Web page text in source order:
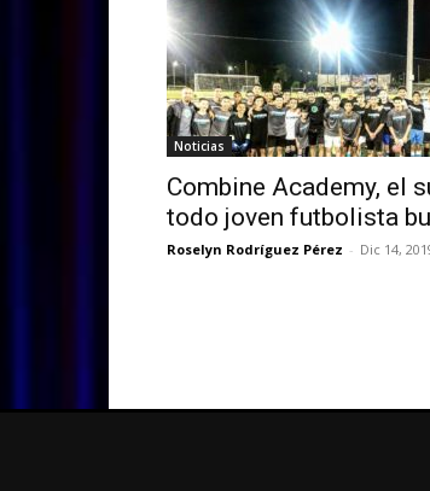
Noticias
Combine Academy, el
todo joven futbolista
Roselyn Rodríguez Pérez - Dic 14,